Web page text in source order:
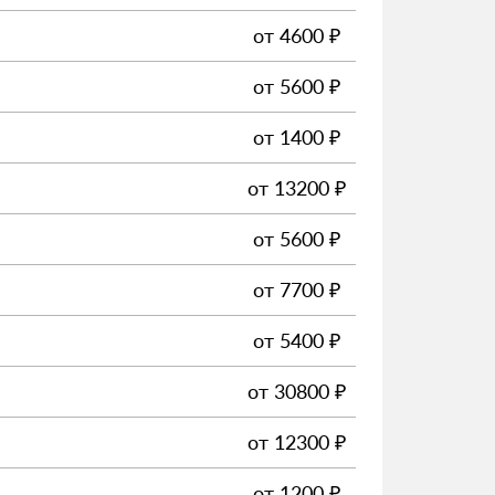
от 4600 ₽
от 5600 ₽
от 1400 ₽
от 13200 ₽
от 5600 ₽
от 7700 ₽
от 5400 ₽
от 30800 ₽
от 12300 ₽